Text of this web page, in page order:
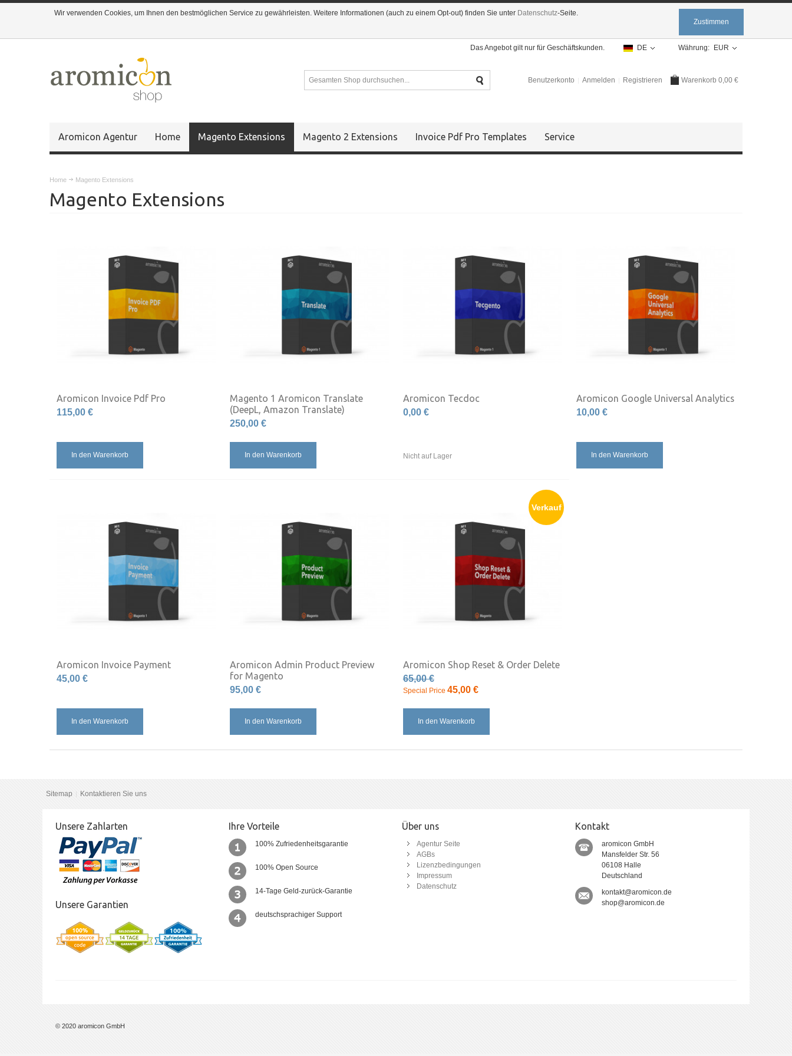
Wir verwenden Cookies, um Ihnen den bestmöglichen Service zu gewährleisten. Weitere Informationen (auch zu einem Opt-out) finden Sie unter Datenschutz-Seite.
Zustimmen
Währung: EUR
DE
Das Angebot gilt nur für Geschäftskunden.
Warenkorb0,00 €
Benutzerkonto Anmelden Registrieren
Aromicon Agentur Home Magento Extensions Magento 2 Extensions Invoice Pdf Pro Templates Service
Home Magento Extensions
Magento Extensions
Aromicon Invoice Pdf Pro
115,00 €
In den Warenkorb
Magento 1 Aromicon Translate
(DeepL, Amazon Translate)
250,00 €
In den Warenkorb
Aromicon Tecdoc
0,00 €
Nicht auf Lager
Aromicon Google Universal Analytics
10,00 €
In den Warenkorb
Aromicon Invoice Payment
45,00 €
In den Warenkorb
Aromicon Admin Product Preview
for Magento
95,00 €
In den Warenkorb
Verkauf
Aromicon Shop Reset & Order Delete
65,00 €
Special Price 45,00 €
In den Warenkorb
Sitemap Kontaktieren Sie uns
Unsere Zahlarten
Unsere Garantien
Ihre Vorteile
100% Zufriedenheitsgarantie
100% Open Source
14-Tage Geld-zurück-Garantie
deutschsprachiger Support
Über uns
Agentur Seite
AGBs
Lizenzbedingungen
Impressum
Datenschutz
Kontakt
aromicon GmbH
Mansfelder Str. 56
06108 Halle
Deutschland
kontakt@aromicon.de
shop@aromicon.de
© 2020 aromicon GmbH